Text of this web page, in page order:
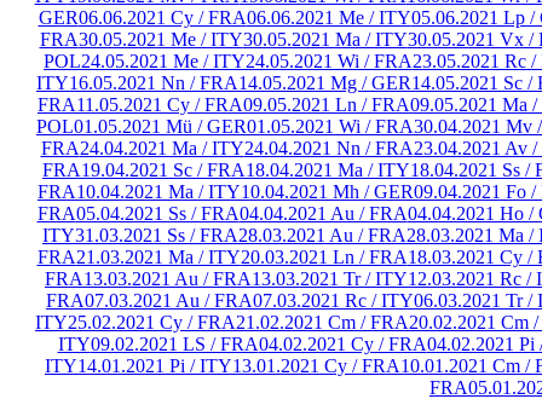
GER06.06.2021 Cy / FRA06.06.2021 Me / ITY05.06.2021 Lp /
FRA30.05.2021 Me / ITY30.05.2021 Ma / ITY30.05.2021 Vx /
POL24.05.2021 Me / ITY24.05.2021 Wi / FRA23.05.2021 Rc
ITY16.05.2021 Nn / FRA14.05.2021 Mg / GER14.05.2021 Sc /
FRA11.05.2021 Cy / FRA09.05.2021 Ln / FRA09.05.2021 Ma
POL01.05.2021 Mü / GER01.05.2021 Wi / FRA30.04.2021 Mv
FRA24.04.2021 Ma / ITY24.04.2021 Nn / FRA23.04.2021 Av
FRA19.04.2021 Sc / FRA18.04.2021 Ma / ITY18.04.2021 Ss /
FRA10.04.2021 Ma / ITY10.04.2021 Mh / GER09.04.2021 Fo
FRA05.04.2021 Ss / FRA04.04.2021 Au / FRA04.04.2021 Ho /
ITY31.03.2021 Ss / FRA28.03.2021 Au / FRA28.03.2021 Ma /
FRA21.03.2021 Ma / ITY20.03.2021 Ln / FRA18.03.2021 Cy /
FRA13.03.2021 Au / FRA13.03.2021 Tr / ITY12.03.2021 Rc /
FRA07.03.2021 Au / FRA07.03.2021 Rc / ITY06.03.2021 Tr /
ITY25.02.2021 Cy / FRA21.02.2021 Cm / FRA20.02.2021 Cm
ITY09.02.2021 LS / FRA04.02.2021 Cy / FRA04.02.2021
ITY14.01.2021 Pi / ITY13.01.2021 Cy / FRA10.01.2021 Cm /
FRA